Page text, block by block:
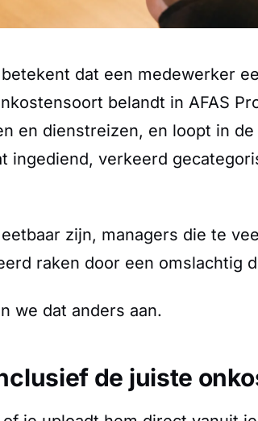
dat een medewerker
belandt in AFAS
en dienstreizen, en loopt in
ingediend, verkeerd
zijn, managers die te
raken door een omslachtig
we dat anders aan.
de juiste